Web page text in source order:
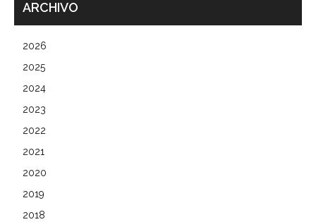
ARCHIVO
2026
2025
2024
2023
2022
2021
2020
2019
2018